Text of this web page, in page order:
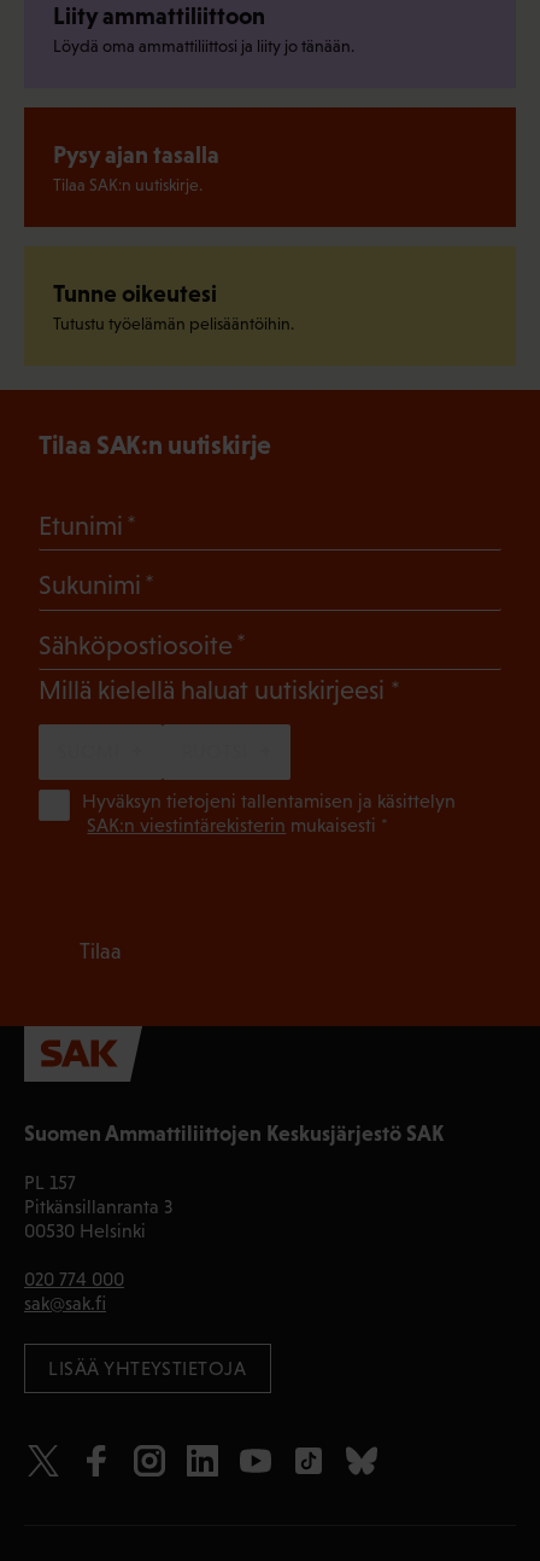
Liity ammattiliittoon
Löydä oma ammattiliittosi ja liity jo tänään.
Pysy ajan tasalla
Tilaa SAK:n uutiskirje.
Tunne oikeutesi
Tutustu työelämän pelisääntöihin.
Suomen Ammattiliittojen Keskusjärjestö SAK
PL 157
Pitkänsillanranta 3
00530 Helsinki
020 774 000
sak@sak.fi
LISÄÄ YHTEYSTIETOJA
Tilaa SAK:n uutiskirje
Etunimi
Sukunimi
Sähköpostiosoite
Millä kielellä haluat uutiskirjeesi (Pakollinen)
Hyväksyn tietojeni tallentamisen ja käsittelyn
SAK:n viestintärekisterin mukaisesti *
Tilaa